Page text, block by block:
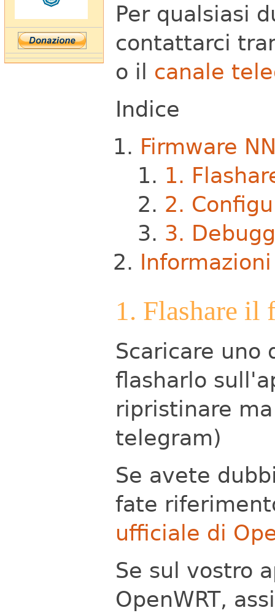
Per qualsiasi
contattarci
o il canale
Indice
Firmware
1.
2.
3.
1. Flashare il
Scaricare uno
flasharlo
ripristinare
telegram)
Se avete
fate
ufficiale di
Se sul vostro
OpenWRT,